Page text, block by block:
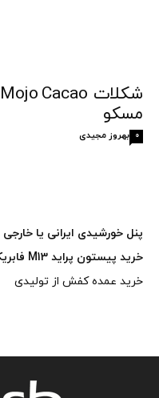
مسکو
بهروز مجیدی 0
پنل خورشیدی ایرانی یا خارجی
خرید پیستون پراید M13 فابریک یورو 4
خرید عمده کفش از تولیدی